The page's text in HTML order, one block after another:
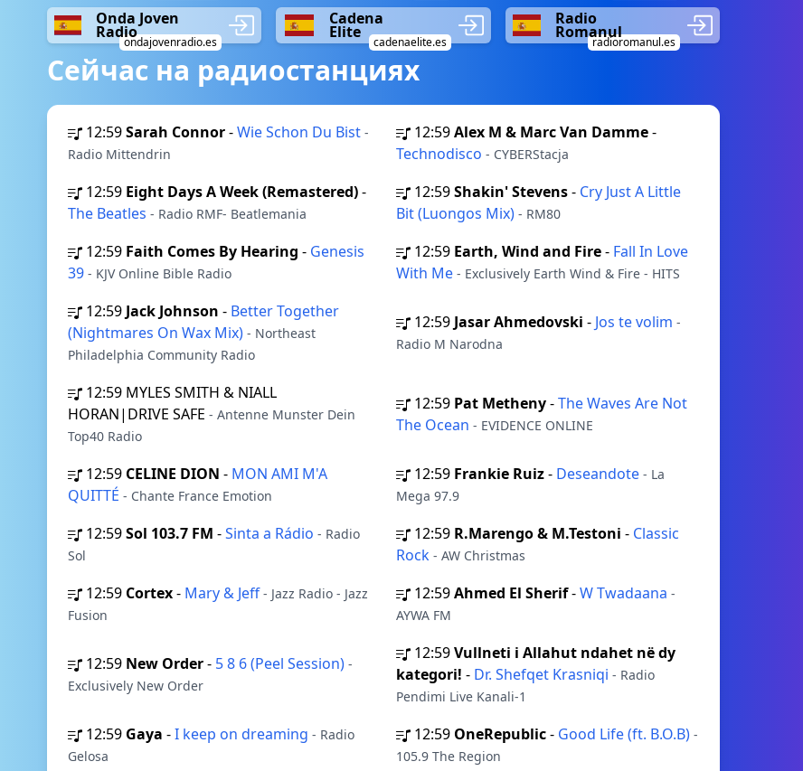
Onda Joven
Radio
ondajovenradio.es
Cadena
Elite
cadenaelite.es
Radio
Romanul
radioromanul.es
Сейчас на радиостанциях
12:59Sarah Connor-Wie Schon Du Bist -
Radio Mittendrin
12:59Alex M & Marc Van Damme-
Technodisco - CYBERStacja
12:59 Eight Days A Week (Remastered)-
The Beatles - Radio RMF- Beatlemania
12:59Shakin' Stevens- Cry Just A Little
Bit (Luongos Mix) - RM80
12:59 Faith Comes By Hearing - Genesis
39 - KJV Online Bible Radio
12:59 Earth, Wind and Fire- Fall In Love
With Me - Exclusively Earth Wind & Fire - HITS
12:59 Jack Johnson - Better Together
(Nightmares On Wax Mix) - Northeast
Philadelphia Community Radio
12:59 Jasar Ahmedovski - Jos te volim -
Radio M Narodna
12:59 MYLES SMITH & NIALL
HORAN|DRIVE SAFE - Antenne Munster Dein
Top40 Radio
12:59 Pat Metheny-The Waves Are Not
The Ocean - EVIDENCE ONLINE
12:59 CELINE DION - MON AMI M'A
QUITTÉ - Chante France Emotion
12:59 Frankie Ruiz- Deseandote - La
Mega 97.9
12:59Sol 103.7 FM -Sinta a Rádio - Radio
Sol
12:59 R.Marengo & M.Testoni - Classic
Rock - AW Christmas
12:59 Cortex- Mary & Jeff- Jazz Radio - Jazz
Fusion
12:59Ahmed El Sherif-W Twadaana -
AYWA FM
12:59 New Order- 5 8 6 (Peel Session) -
Exclusively New Order
12:59Vullneti i Allahut ndahet në dy
kategori! - Dr. Shefqet Krasniqi - Radio
Pendimi Live Kanali-1
12:59 Gaya -I keep on dreaming - Radio
Gelosa
12:59 OneRepublic- Good Life (ft. B.O.B) -
105.9 The Region